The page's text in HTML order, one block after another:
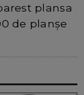
plansa
de planșe